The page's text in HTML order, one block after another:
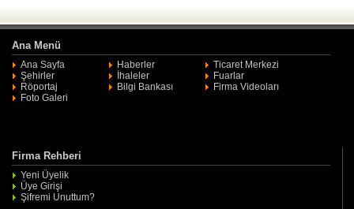
Ana Menü
Ana Sayfa Haberler
Ticaret Merkezi
Şehirler
İhaleler
Fuarlar
Röportaj
Bilgi Bankası
Firma Videoları
Foto Galeri
Firma Rehberi
Yeni Üyelik
Üye Girişi
Şifremi Unuttum?